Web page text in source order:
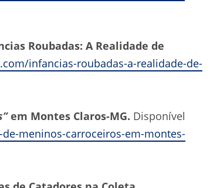
Roubadas: A Realidade de
infancias-roubadas-a-realidade-de-
em Montes Claros-MG. Disponível
meninos-carroceiros-em-montes-